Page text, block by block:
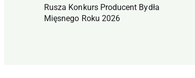
Rusza Konkurs Producent Bydła
Mięsnego Roku 2026